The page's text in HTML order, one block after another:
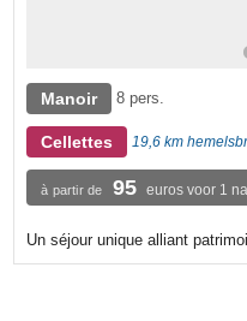
Manoir 8 pers.
Cellettes 19,6 km
à partir de 95 euros voor 1
Un séjour unique alliant